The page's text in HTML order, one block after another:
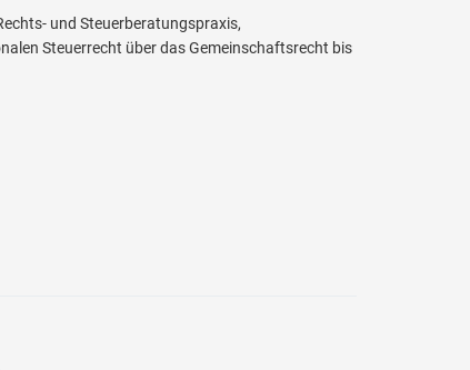
und Steuerberatungspraxis,
Steuerrecht über das Gemeinschaftsrecht bis